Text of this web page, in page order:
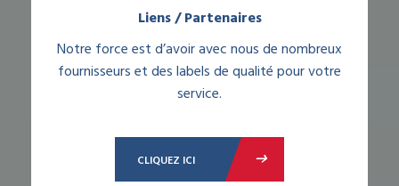
Liens / Partenaires
Notre force est d’avoir avec nous de nombreux
fournisseurs et des labels de qualité pour votre
service.
CLIQUEZ ICI